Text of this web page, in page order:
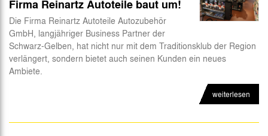
Firma Reinartz Autoteile baut um!
Die Firma Reinartz Autoteile Autozubehör
GmbH, langjähriger Business Partner der
Schwarz-Gelben, hat nicht nur mit dem Traditionsklub der Region
verlängert, sondern bietet auch seinen Kunden ein neues
Ambiete.
weiterlesen